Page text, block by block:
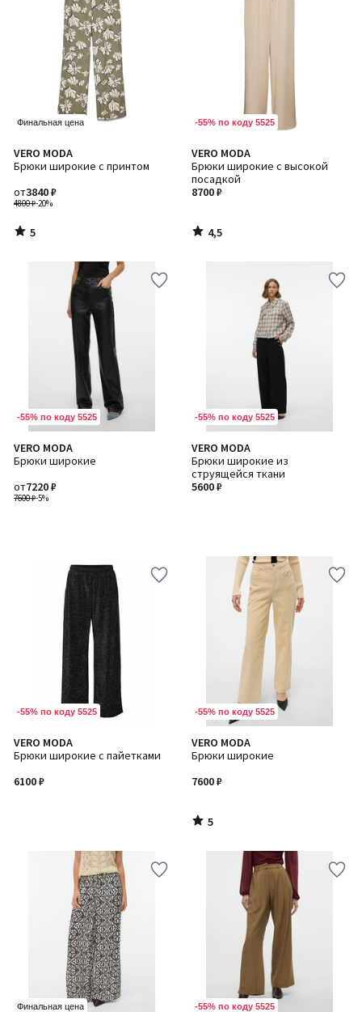
Финальная цена
VERO MODA
Брюки широкие с принтом
4800 ₽-20%
от3840 ₽
5
/
5
/
-55% по коду 5525
VERO MODA
Брюки широкие с высокой
посадкой
8700 ₽
4,5
/ 5
4,5
/
-55% по коду 5525
VERO MODA
Брюки широкие
7600 ₽-5%
от7220 ₽
-55% по коду 5525
VERO MODA
Брюки широкие из
струящейся ткани
5600 ₽
-55% по коду 5525
VERO MODA
Брюки широкие с пайетками
6100 ₽
-55% по коду 5525
VERO MODA
Брюки широкие
7600 ₽
5
/
5
/
Финальная цена -55% по коду 5525